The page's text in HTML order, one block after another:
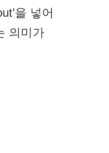
을 넣어
의미가